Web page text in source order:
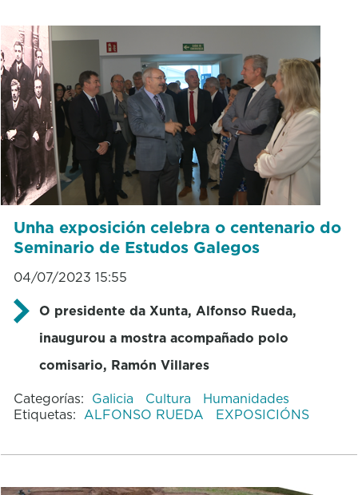
Unha exposición celebra o centenario do
Seminario de Estudos Galegos
04/07/2023 15:55
O presidente da Xunta, Alfonso Rueda,
inaugurou a mostra acompañado polo
comisario, Ramón Villares
Categorías: Galicia Cultura
Humanidades
Etiquetas: ALFONSO RUEDA EXPOSICIÓNS